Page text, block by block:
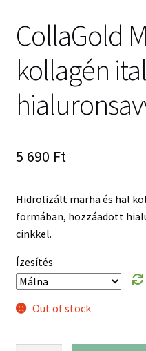
CollaGold
kollagén
5 690 Ft
Hidrolizált marha és hal
formában, hozzáadott
cinkkel.
Ízesítés
Out of stock